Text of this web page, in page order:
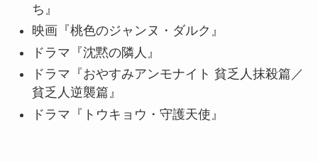
ち』
映画『桃色のジャンヌ・ダルク』
ドラマ『沈黙の隣人』
ドラマ『おやすみアンモナイト 貧乏人抹殺篇／
貧乏人逆襲篇』
ドラマ『トウキョウ・守護天使』